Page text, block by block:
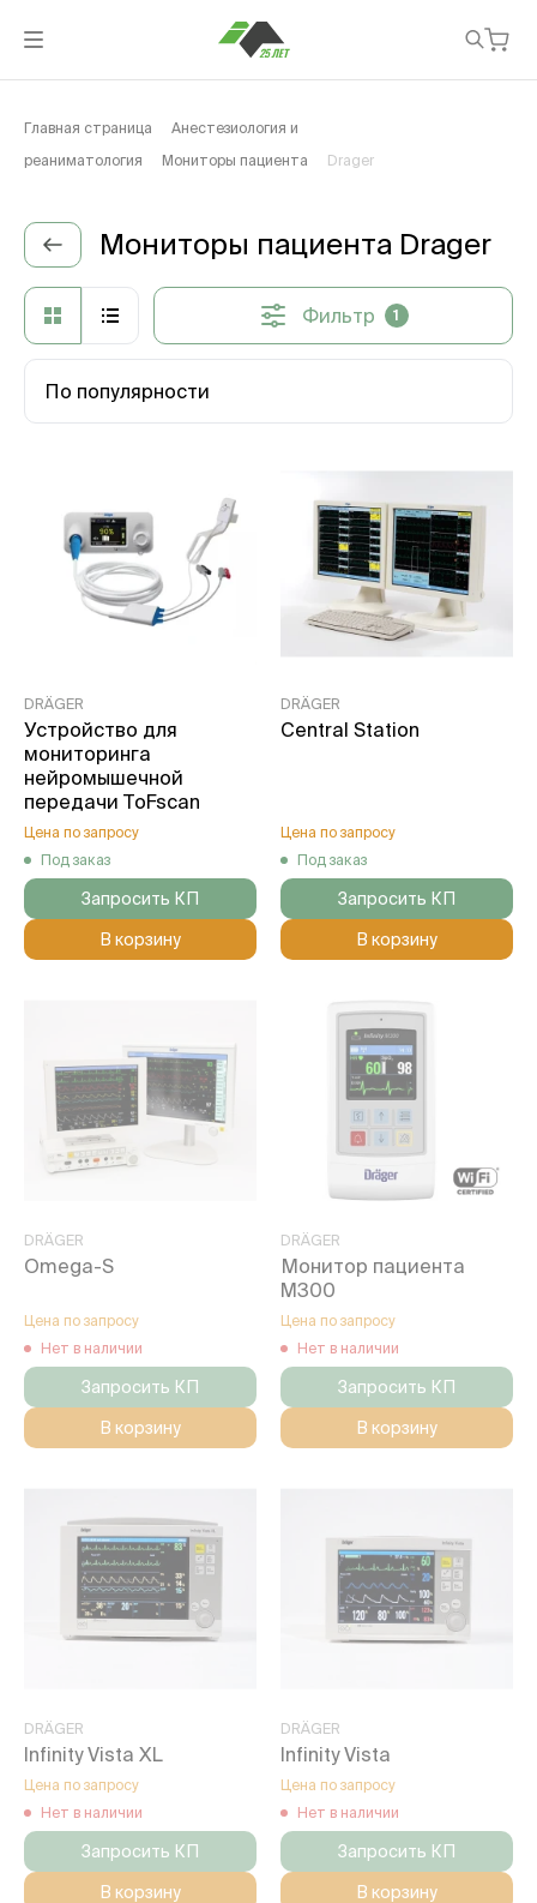
Главная страница Анестезиология и
реаниматология Мониторы пациента Drager
Мониторы пациента Drager
Фильтр 1
По популярности
DRÄGER
Устройство для
мониторинга
нейромышечной
передачи ToFscan
Цена по запросу
Под заказ
Запросить КП
В корзину
DRÄGER
Central Station
Цена по запросу
Под заказ
Запросить КП
В корзину
DRÄGER
Omega-S
Цена по запросу
Нет в наличии
Запросить КП
В корзину
DRÄGER
Монитор пациента
M300
Цена по запросу
Нет в наличии
Запросить КП
В корзину
DRÄGER
Infinity Vista XL
Цена по запросу
Нет в наличии
Запросить КП
В корзину
DRÄGER
Infinity Vista
Цена по запросу
Нет в наличии
Запросить КП
В корзину